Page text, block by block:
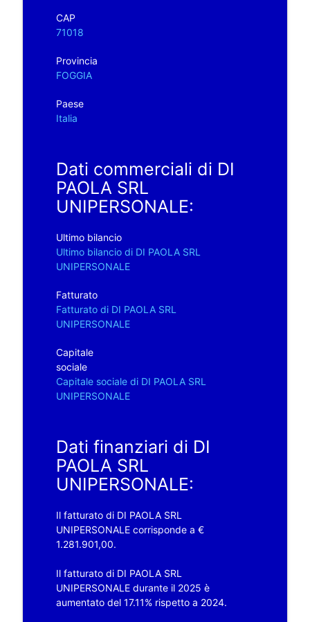
CAP
71018
Provincia
FOGGIA
Paese
Italia
Dati commerciali di DI
PAOLA SRL
UNIPERSONALE:
Ultimo bilancio
Ultimo bilancio di DI PAOLA SRL
UNIPERSONALE
Fatturato
Fatturato di DI PAOLA SRL
UNIPERSONALE
Capitale
sociale
Capitale sociale di DI PAOLA SRL
UNIPERSONALE
Dati finanziari di DI
PAOLA SRL
UNIPERSONALE:
Il fatturato di DI PAOLA SRL
UNIPERSONALE corrisponde a €
1.281.901,00.
Il fatturato di DI PAOLA SRL
UNIPERSONALE durante il 2025 è
aumentato del 17.11% rispetto a 2024.